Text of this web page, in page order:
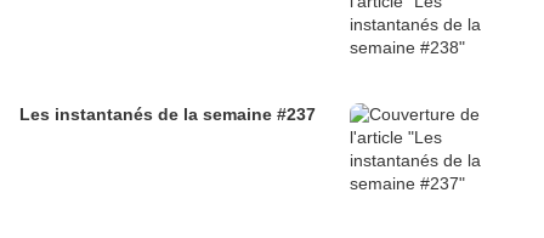
Les instantanés de la semaine #237